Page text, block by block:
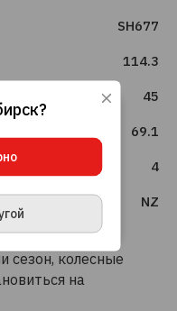
SH677
114.3
45
69.1
4
NZ
сезон, колесные
на
?
согласие
вас.